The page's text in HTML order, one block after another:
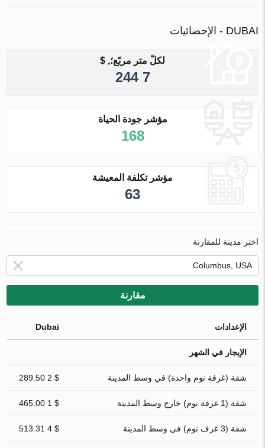
DUBAI - الإحصائيات
لكلّ متر مربّع؛, $
7 244
مؤشر جودة الحياة
168
مؤشر تكلفة المعيشة
63
اختر مدينة للمقارنة
مقارنة
الإعدادات Dubai
الإيجار في الشهر
شقة (غرفة نوم واحدة) في وسط المدينة $ 2 289.50
شقة (1 غرفة نوم) خارج وسط المدينة $ 1 465.00
شقة (3 غرف نوم) في وسط المدينة $ 4 513.31